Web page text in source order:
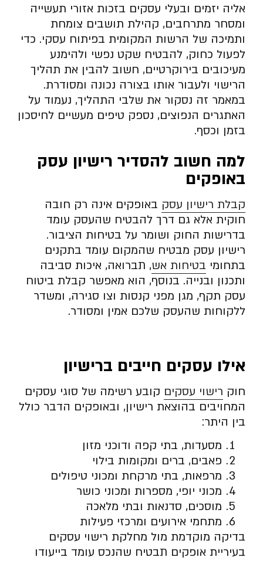
אליה יזמים ובעלי עסקים בזכות אזורי תעשייה
ומסחר מתרחבים, קהילת תושבים צומחת
ותמיכה של הרשות המקומית בפיתוח עסקי. כדי
לפעול כחוק, להבטיח שקט נפשי ולהימנע
מעיכובים בירוקרטיים, חשוב להבין את תהליך
הרישוי ולעבור אותו בצורה נכונה ומסודרת.
במאמר זה נסקור את שלבי התהליך, נעמוד על
האתגרים הנפוצים, נספק טיפים מעשיים לחיסכון
בזמן וכסף.
למה חשוב להסדיר רישיון עסק
באופקים
קבלת רישיון עסק באופקים אינה רק חובה
חוקית אלא גם דרך להבטיח שהעסק עומד
בדרישות החוק ושומר על בטיחות הציבור.
רישיון עסק מבטיח שהמקום עומד בתקנים
בתחומי בטיחות אש, תברואה, איכות סביבה
ותכנון ובנייה. בנוסף, הוא מאפשר קבלת ביטוח
עסק תקף, מגן מפני קנסות וצו סגירה, ומשדר
ללקוחות שהעסק שלכם אמין ומסודר.
אילו עסקים חייבים ברישיון
חוק רישוי עסקים קובע רשימה של סוגי עסקים
המחויבים בהוצאת רישיון, ובאופקים הדבר כולל
בין היתר:
מסעדות, בתי קפה ודוכני מזון
פאבים, ברים ומקומות בילוי
מרפאות, בתי מרקחת ומכוני טיפולים
מכוני יופי, מספרות ומכוני כושר
מוסכים, סדנאות ובתי מלאכה
מתחמי אירועים ומרכזי פעילות
בדיקה מוקדמת מול מחלקת רישוי עסקים
בעיריית אופקים תבטיח שהנכס עומד בייעודו